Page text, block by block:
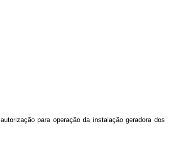
para operação da instalação geradora dos